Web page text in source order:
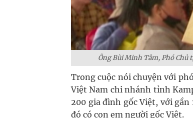
Ông Bùi Minh Tâm, Phó
Trong cuộc nói chuyện với
Việt Nam chi nhánh tỉnh
200 gia đình gốc Việt, với
đó có con em người gốc Việt.